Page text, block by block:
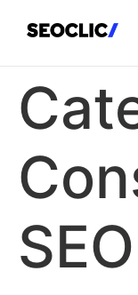
SEO